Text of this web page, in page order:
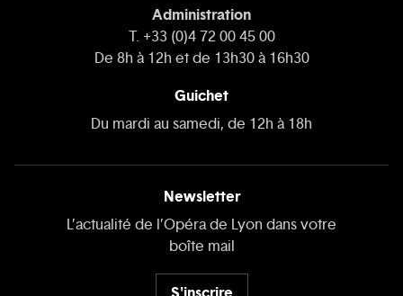
Administration
T. +33 (0)4 72 00 45 00
De 8h à 12h et de 13h30 à 16h30
Guichet
Du mardi au samedi, de 12h à 18h
Newsletter
L’actualité de l’Opéra de Lyon dans votre
boîte mail